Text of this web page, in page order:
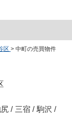
区 > 中町の売買物件
/ 三宿 / 駒沢 /